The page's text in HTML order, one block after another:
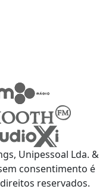
Unipessoal Lda. &
consentimento é
reservados.